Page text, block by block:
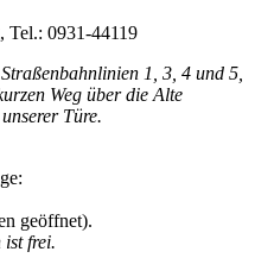
Tel.: 0931-44119
1, 3, 4 und 5,
Weg über die Alte
Türe.
geöffnet).
ist frei.